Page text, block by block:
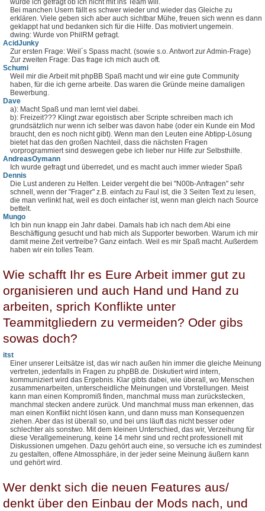
Bei manchen Usern fällt es schwer wieder und wieder das Gleiche zu
erklären. Viele geben sich aber auch sichtbar Mühe, freuen sich wenn es dann
geklappt hat und bedanken sich für die Hilfe. Das motiviert ungemein.
dwing: Wurde von PhilRM gefragt.
AcidJunky
Zur ersten Frage: Weil´s Spass macht. (sowie s.o. Antwort zur Admin-Frage)
Zur zweiten Frage: Das frage ich mich auch oft.
Schumi
Weil mir die Arbeit mit phpBB Spaß macht und wir eine gute Community
haben, für die ich gerne arbeite. Das waren die Gründe meine damaligen
Bewerbung.
Dave
a): Macht Spaß und man lernt viel dabei.
b): Freizeit??? Klingt zwar egoistisch aber Scripte schreiben mach ich
grundsätzlich nur wenn ich selber was davon habe (oder ein Kunde ein Mod
braucht, den es noch nicht gibt). Wenn man den Leuten eine Abtipp-Lösung
bietet hat das den großen Nachteil, dass die nächsten Fragen
vorprogrammiert sind deswegen gebe ich lieber nur Hilfe zur Selbsthilfe.
AndreasOymann
Ich wurde gefragt und überredet, und es macht auch immer wieder Spaß
Dennis
Die Lust anderen zu Helfen. Leider vergeht die bei "N00b-Anfragen" sehr
schnell, wenn der "Frager" z.B. einfach zu Faul ist, die 3 Seiten Text zu lesen,
die man verlinkt hat, weil es doch einfacher ist, wenn man gleich nach Source
bettelt.
Mungo
Ich bin nun knapp ein Jahr dabei. Damals hab ich nach dem Abi eine
Beschäftigung gesucht und hab mich als Supporter beworben. Warum ich mir
damit meine Zeit vertreibe? Ganz einfach. Weil es mir Spaß macht. Außerdem
haben wir ein tolles Team.
Wie schafft Ihr es Eure Arbeit immer gut zu
organisieren und auch Hand und Hand zu
arbeiten, sprich Konflikte unter
Teammitgliedern zu vermeiden? Oder gibs
sowas doch?
itst
Einer unserer Leitsätze ist, das wir nach außen hin immer die gleiche Meinung
vertreten, jedenfalls in Fragen zu phpBB.de. Diskutiert wird intern,
kommuniziert wird das Ergebnis. Klar gibts dabei, wie überall, wo Menschen
zusammenarbeiten, unterscheidliche Meinungen und Vorstellungen. Meist
kann man einen Kompromiß finden, manchmal muss man zurückstecken,
manchmal stecken andere zurück. Und manchmal muss man erkennen, das
man einen Konflikt nicht lösen kann, und dann muss man Konsequenzen
ziehen. Aber das ist überall so, und bei uns läuft das nicht besser oder
schlechter als sonstwo. Mit dem kleinen Unterschied, das wir, Verzeihung für
diese Verallgemeinerung, keine 14 mehr sind und recht professionell mit
Diskussionen umgehen. Dazu gehört auch eine, so versuche ich es zumindest
zu gestalten, offene Atmossphäre, in der jeder seine Meinung äußern kann
und gehört wird.
Wer denkt sich die neuen Features aus/
denkt über den Einbau der Mods nach, und